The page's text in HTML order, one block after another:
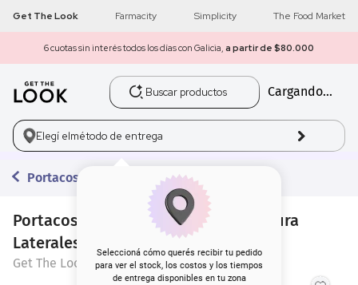
Get The Look Farmacity Simplicity The Food Market
6 cuotas sin interés todos los días con Galicia, a partir de $80.000
Buscar productos
Cargando...
Elegí elmétodo de entrega
Seleccioná cómo querés recibir tu pedido
para ver el stock, los costos y los tiempos
de entrega disponibles en tu zona
Portacosméticos y Organizadores
Portacosmético Get The Look Apertura
Laterales Pro Tools
Get The Look
1 get the look
2 máscara pestañas
3.
5. corrector